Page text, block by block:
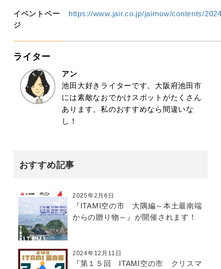
イベントペー
ジ
https://www.jair.co.jp/jairnow/contents/
ライター
アン
池田大好きライターです。大阪府池田市
には素敵なおでかけスポットがたくさん
あります。私のおすすめなら間違いな
し！
おすすめ記事
2025年2月6日
『ITAMI空の市 大隅編～本土最南端
からの贈り物～』が開催されます！
2024年12月11日
『第１５回 ITAMI空の市 クリスマ